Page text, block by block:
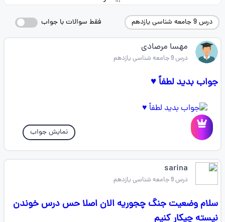
درس 9 جامعه شناسی یازدهم فقط سوالات با جواب
مهسا مرصادی
درس 9 جامعه شناسی یازدهم
جواب بدید لطفاً ♥
نمایش جواب
sarina
درس 9 جامعه شناسی یازدهم
سلام وضعیت جنگ چجوریه الان اصلا حس درس خوندن
نیسته چیکار کنیم